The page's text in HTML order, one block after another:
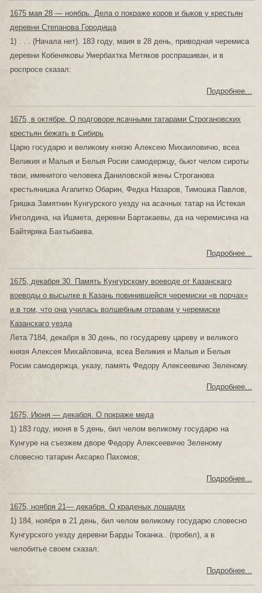
1675 мая 28 — ноябрь. Дела о покраже коров и быков у крестьян
деревни Степанова Городища
1) . . . (Начала нет). 183 году, маия в 28 день, приводная черемиса
деревни Кобеняковы Умербахтка Метяков роспрашиван, и в
роспросе сказал:
Подробнее...
1675, в октябре. О подговоре ясачными татарами Строгановских
крестьян бежать в Сибирь
Царю государю и великому князю Алексею Михаиловичю, всеа
Великия и Малыя и Белыя Росии самодержцу, бьют челом сироты
твои, имянитого человека Даниловской жены Строганова
крестьянишка Агапитко Обарин, Федка Назаров, Тимошка Павлов,
Гришка Замятнин Кунгурского уезду на асачных татар на Истекая
Инголдина, на Ишмета, деревни Бартакаевы, да на черемисина на
Байтяряка Бахтыбаева.
Подробнее...
1675, декабря 30. Память Кунгурскому воеводе от Казанскаго
воеводы о высылке в Казань повинившейся черемиски «в порчах»
и в том, что она училась волшебным отравам у черемиски
Казанскаго уезда
Лета 7184, декабря в 30 день, по государеву цареву и великого
князя Алексея Михайловича, всеа Великия и Малыя и Белыя
Росии самодержца, указу, память Федору Алексеевичю Зеленому.
Подробнее...
1675, Июня — декабря. О покраже меда
1) 183 году, июня в 5 день, бил челом великому государю на
Кунгуре на съезжем дворе Федору Алексеевичю Зеленому
словесно татарин Аксарко Пахомов;
Подробнее...
1675, ноября 21— декабря. О краденых лошадях
1) 184, ноября в 21 день, бил челом великому государю словесно
Кунгурского уезду деревни Барды Токанка.. (пробел), а в
челобитье своем сказал:
Подробнее...